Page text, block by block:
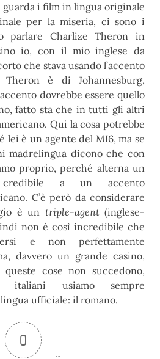
i film in lingua originale
per la miseria, ci sono i
parlare Charlize Theron in
io, con il mio inglese da
che stava usando l’accento
Theron è di Johannesburg,
dovrebbe essere quello
fatto sta che in tutti gli altri
Qui la cosa potrebbe
lei è un agente del MI6, ma se
madrelingua dicono che con
proprio, perché alterna un
a un accento
C’è però da considerare
è un triple-agent(inglese-
non è così incredibile che
e non perfettamente
davvero un grande casino,
cose non succedono,
usiamo sempre
ufficiale: il romano.
0